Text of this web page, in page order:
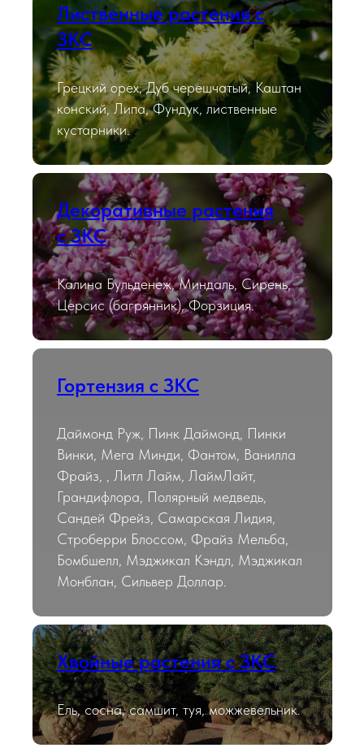
Лиственные растения с
ЗКС
Грецкий орех, Дуб черешчатый, Каштан
конский, Липа, Фундук, лиственные
кустарники.
Декоративные растения
с ЗКС
Калина Бульденеж, Миндаль, Сирень,
Церсис (багрянник), Форзиция.
Гортензия с ЗКС
Даймонд Руж, Пинк Даймонд, Пинки
Винки, Мега Минди, Фантом, Ванилла
Фрайз, , Литл Лайм, ЛаймЛайт,
Грандифлора, Полярный медведь,
Сандей Фрейз, Самарская Лидия,
Строберри Блоссом, Фрайз Мельба,
Бомбшелл, Мэджикал Кэндл, Мэджикал
Монблан, Сильвер Доллар.
Хвойные растения с ЗКС
Ель, сосна, самшит, туя, можжевельник.